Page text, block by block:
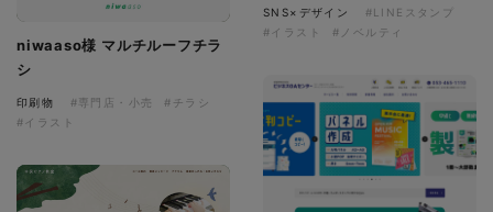
niwaaso様 マルチルーフチラ
シ
印刷物 #専門店・小売
#チラシ
#イラスト
SNS×デザイン
#LINEスタンプ
#イラスト
#ノベルティ